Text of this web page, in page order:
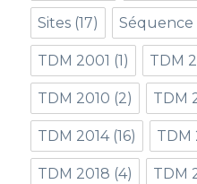
Sites (17)
TDM 2001 (1) TDM
TDM 2010 (2) TDM
TDM 2014(16) TDM
TDM 2018 (4) TDM